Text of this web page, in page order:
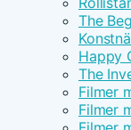
The
Happy
The
Filmer
Filmer